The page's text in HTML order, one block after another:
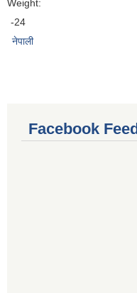
Weight:
-24
नेपाली
Facebook Feed